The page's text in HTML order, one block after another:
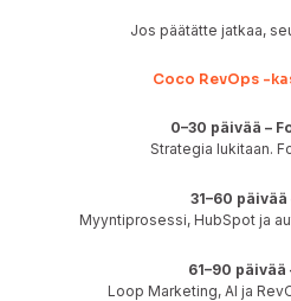
Jos päätätte jatkaa,
Coco RevOps -
0–30 päivää –
Strategia lukitaan.
31–60 päivää
Myyntiprosessi, HubSpot ja
61–90 päivää
Loop Marketing, AI ja